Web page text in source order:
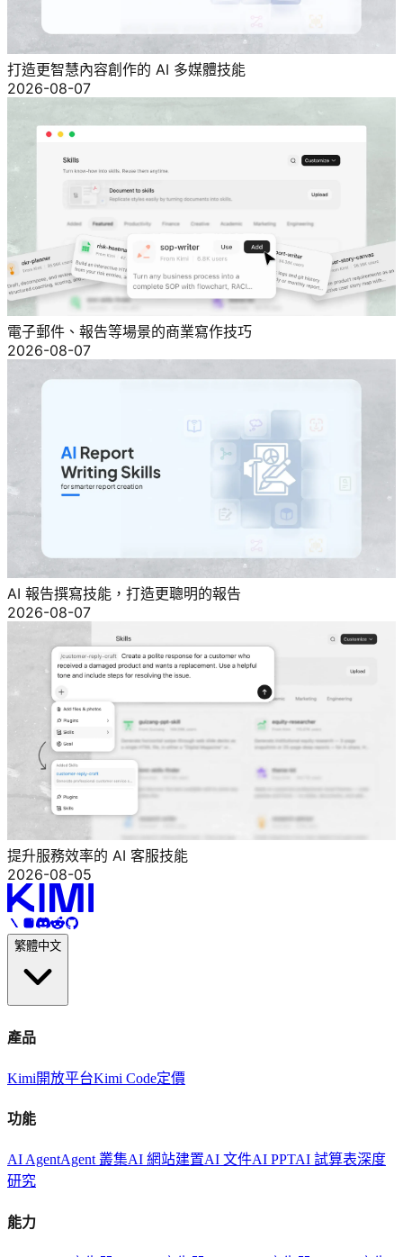
打造更智慧內容創作的 AI 多媒體技能
2026-08-07
電子郵件、報告等場景的商業寫作技巧
2026-08-07
AI 報告撰寫技能，打造更聰明的報告
2026-08-07
提升服務效率的 AI 客服技能
2026-08-05
繁體中文
產品
Kimi開放平台Kimi Code定價
功能
AI AgentAgent 叢集AI 網站建置AI 文件AI PPTAI 試算表深度
研究
能力